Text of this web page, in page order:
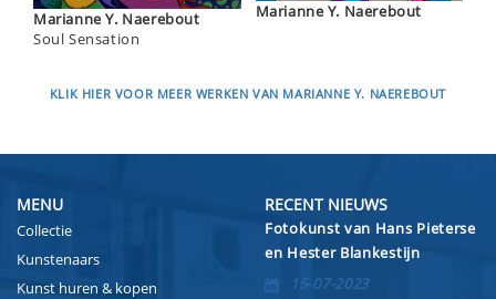
Marianne Y. Naerebout
Soul Sensation
Marianne Y. Naerebout
KLIK HIER VOOR MEER WERKEN VAN MARIANNE Y. NAEREBOUT
MENU
Collectie
Kunstenaars
Kunst huren & kopen
RECENT NIEUWS
Fotokunst van Hans Pieterse
en Hester Blankestijn
15-07-2023